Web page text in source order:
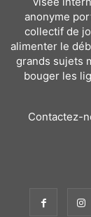
anonyme
collectif de
alimenter le
grands sujets
bouger les
Contactez-